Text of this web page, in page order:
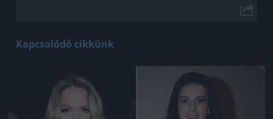
Kapcsolódó cikkünk
Jön még kép!